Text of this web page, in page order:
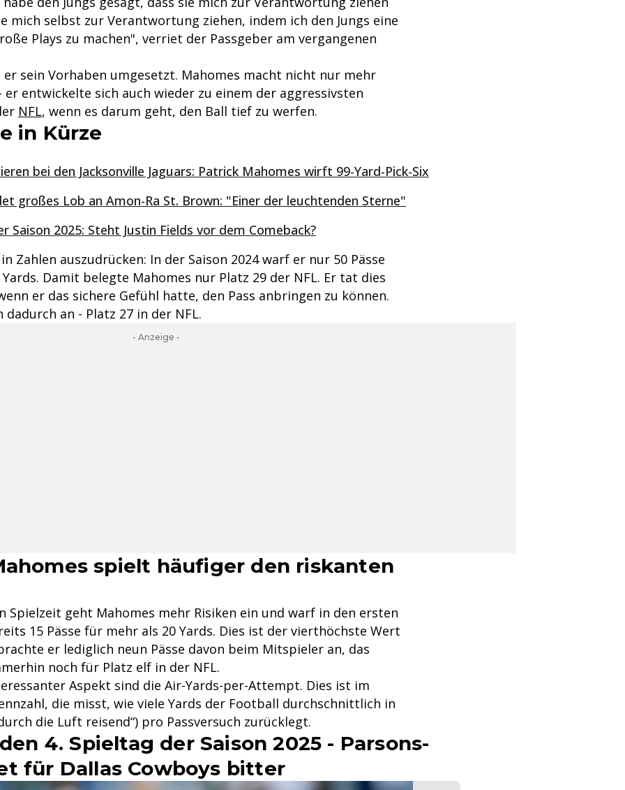
mich selbst zur Verantwortung ziehen, indem ich den Jungs eine
Plays zu machen", verriet der Passgeber am vergangenen
sein Vorhaben umgesetzt. Mahomes macht nicht nur mehr
er entwickelte sich auch wieder zu einem der aggressivsten
NFL, wenn es darum geht, den Ball tief zu werfen.
in Kürze
bei den Jacksonville Jaguars: Patrick Mahomes wirft 99-Yard-Pick-Six
großes Lob an Amon-Ra St. Brown: "Einer der leuchtenden Sterne"
Saison 2025: Steht Justin Fields vor dem Comeback?
Zahlen auszudrücken: In der Saison 2024 warf er nur 50 Pässe
Damit belegte Mahomes nur Platz 29 der NFL. Er tat dies
er das sichere Gefühl hatte, den Pass anbringen zu können.
dadurch an - Platz 27 in der NFL.
- Anzeige -
spielt häufiger den riskanten
Spielzeit geht Mahomes mehr Risiken ein und warf in den ersten
15 Pässe für mehr als 20 Yards. Dies ist der vierthöchste Wert
er lediglich neun Pässe davon beim Mitspieler an, das
noch für Platz elf in der NFL.
Aspekt sind die Air-Yards-per-Attempt. Dies ist im
die misst, wie viele Yards der Football durchschnittlich in
die Luft reisend“) pro Passversuch zurücklegt.
4. Spieltag der Saison 2025 - Parsons-
für Dallas Cowboys bitter